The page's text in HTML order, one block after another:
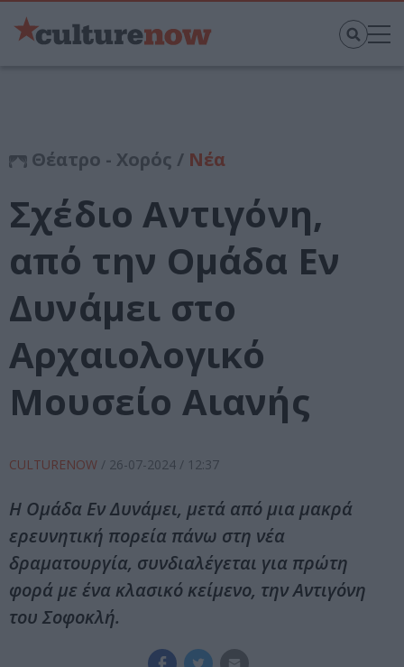
Θέατρο - Χορός / Νέα
Σχέδιο Αντιγόνη,
από την Ομάδα Εν
Δυνάμει στο
Αρχαιολογικό
Μουσείο Αιανής
CULTURENOW / 26-07-2024 / 12:37
Η Ομάδα Εν Δυνάμει, μετά από μια μακρά
ερευνητική πορεία πάνω στη νέα
δραματουργία, συνδιαλέγεται για πρώτη
φορά με ένα κλασικό κείμενο, την Αντιγόνη
του Σοφοκλή.